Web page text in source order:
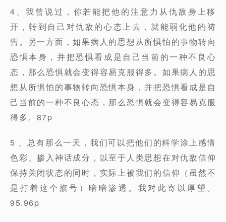
4、我曾说过，你若能把他的注意力从仇敌身上移
开，转到自己对仇敌的心态上去，就能弱化他的祷
告。另一方面，如果病人的思想从所惧怕的事物转向
恐惧本身，并把恐惧看成是自己当前的一种不良心
态，那么恐惧就会变得容易克服得多。如果病人的思
想从所惧怕的事物转向恐惧本身，并把恐惧看成是自
己当前的一种不良心态，那么恐惧就会变得容易克服
得多。87p
5 、总有那么一天，我们可以把他们的科学涂上感情
色彩、掺入神话成分，以至于人类思想在对仇敌信仰
保持关闭状态的同时，实际上被我们的信仰（虽然不
是打着这个旗号）暗暗渗透。我对此寄以厚望。
95.96p